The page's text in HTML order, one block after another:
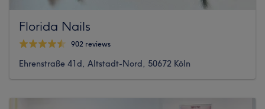
Florida Nails
902 reviews
Ehrenstraße 41d, Altstadt-Nord, 50672 Köln